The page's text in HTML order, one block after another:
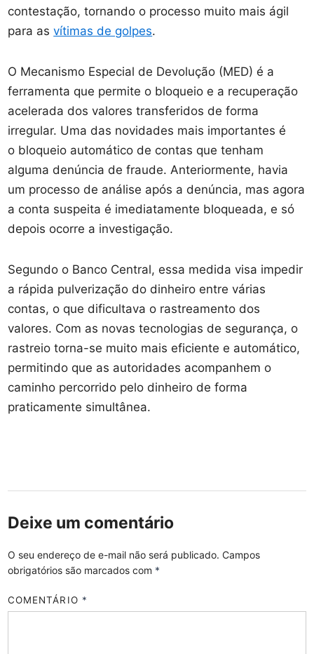
contestação, tornando o processo muito mais ágil
para asvítimas de golpes.
O Mecanismo Especial de Devolução (MED) é a
ferramenta que permite o bloqueio e a recuperação
acelerada dos valores transferidos de forma
irregular. Uma das novidades mais importantes é
o bloqueio automático de contas que tenham
alguma denúncia de fraude. Anteriormente, havia
um processo de análise após a denúncia, mas agora
a conta suspeita é imediatamente bloqueada, e só
depois ocorre a investigação.
Segundo o Banco Central, essa medida visa impedir
a rápida pulverização do dinheiro entre várias
contas, o que dificultava o rastreamento dos
valores. Com as novas tecnologias de segurança, o
rastreio torna-se muito mais eficiente e automático,
permitindo que as autoridades acompanhem o
caminho percorrido pelo dinheiro de forma
praticamente simultânea.
Deixe um comentário
O seu endereço de e-mail não será publicado. Campos
obrigatórios são marcados com *
COMENTÁRIO *